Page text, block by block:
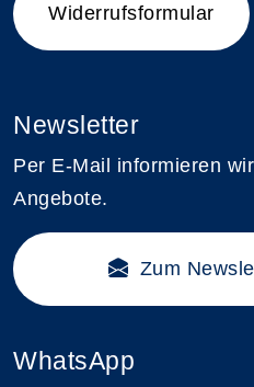
Widerrufsformular
Newsletter
Per E-Mail informieren
Angebote.
Zum
WhatsApp